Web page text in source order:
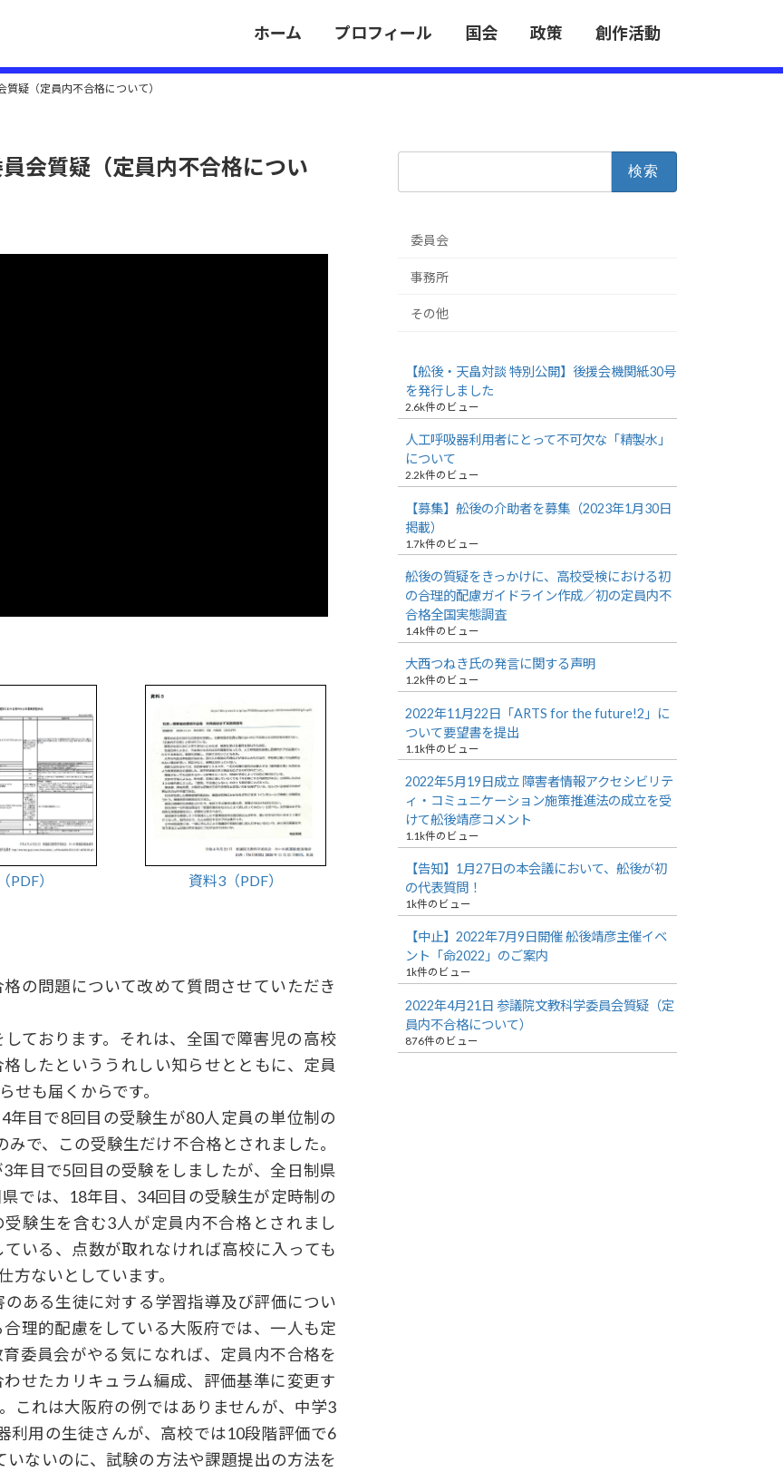
ホーム プロフィール 国会 政策 創作活動
疑（定員内不合格について）
会質疑（定員内不合格につい
PDF） 資料3（PDF）
の問題について改めて質問させていただき
ております。それは、全国で障害児の高校
したといううれしい知らせとともに、定員
せも届くからです。
年目で8回目の受験生が80人定員の単位制の
で、この受験生だけ不合格とされました。
年目で5回目の受験をしましたが、全日制県
では、18年目、34回目の受験生が定時制の
験生を含む3人が定員内不合格とされまし
いる、点数が取れなければ高校に入っても
ないとしています。
ある生徒に対する学習指導及び評価につい
理的配慮をしている大阪府では、一人も定
委員会がやる気になれば、定員内不合格を
せたカリキュラム編成、評価基準に変更す
これは大阪府の例ではありませんが、中学3
利用の生徒さんが、高校では10段階評価で6
ないのに、試験の方法や課題提出の方法を
委員会
事務所
その他
【舩後・天畠対談 特別公開】後援会機関紙30号
を発行しました
2.6k件のビュー
人工呼吸器利用者にとって不可欠な「精製水」
について
2.2k件のビュー
【募集】舩後の介助者を募集（2023年1月30日
掲載）
1.7k件のビュー
舩後の質疑をきっかけに、高校受検における初
の合理的配慮ガイドライン作成／初の定員内不
合格全国実態調査
1.4k件のビュー
大西つねき氏の発言に関する声明
1.2k件のビュー
2022年11月22日「ARTS for the future!2」に
ついて要望書を提出
1.1k件のビュー
2022年5月19日成立 障害者情報アクセシビリテ
ィ・コミュニケーション施策推進法の成立を受
けて舩後靖彦コメント
1.1k件のビュー
【告知】1月27日の本会議において、舩後が初
の代表質問！
1k件のビュー
【中止】2022年7月9日開催 舩後靖彦主催イベ
ント「命2022」のご案内
1k件のビュー
2022年4月21日 参議院文教科学委員会質疑（定
員内不合格について）
876件のビュー